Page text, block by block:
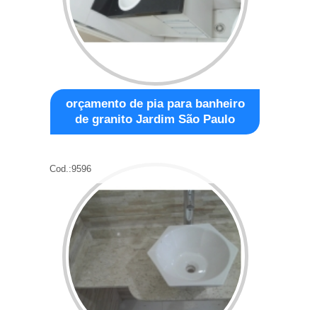
orçamento de pia para banheiro
de granito Jardim São Paulo
Cod.:9596